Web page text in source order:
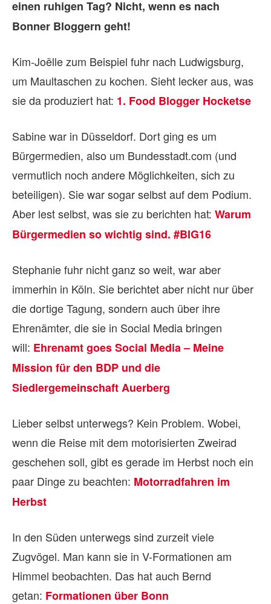
einen ruhigen Tag? Nicht, wenn es nach
Bonner Bloggern geht!
Kim-Joëlle zum Beispiel fuhr nach Ludwigsburg,
um Maultaschen zu kochen. Sieht lecker aus, was
sie da produziert hat: 1. Food Blogger Hocketse
Sabine war in Düsseldorf. Dort ging es um
Bürgermedien, also um Bundesstadt.com (und
vermutlich noch andere Möglichkeiten, sich zu
beteiligen). Sie war sogar selbst auf dem Podium.
Aber lest selbst, was sie zu berichten hat: Warum
Bürgermedien so wichtig sind. #BIG16
Stephanie fuhr nicht ganz so weit, war aber
immerhin in Köln. Sie berichtet aber nicht nur über
die dortige Tagung, sondern auch über ihre
Ehrenämter, die sie in Social Media bringen
will: Ehrenamt goes Social Media – Meine
Mission für den BDP und die
Siedlergemeinschaft Auerberg
Lieber selbst unterwegs? Kein Problem. Wobei,
wenn die Reise mit dem motorisierten Zweirad
geschehen soll, gibt es gerade im Herbst noch ein
paar Dinge zu beachten: Motorradfahren im
Herbst
In den Süden unterwegs sind zurzeit viele
Zugvögel. Man kann sie in V-Formationen am
Himmel beobachten. Das hat auch Bernd
getan: Formationen über Bonn